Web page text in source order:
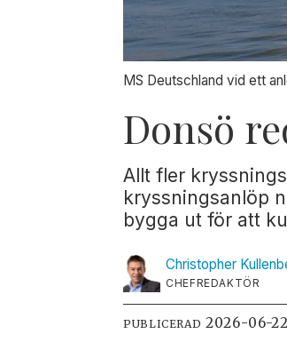
MS Deutschland vid ett
Donsö
Allt fler
kryssningsanlöp
bygga ut för att
Christopher
CHEFREDAKTÖR
PUBLICERAD 2026-06-